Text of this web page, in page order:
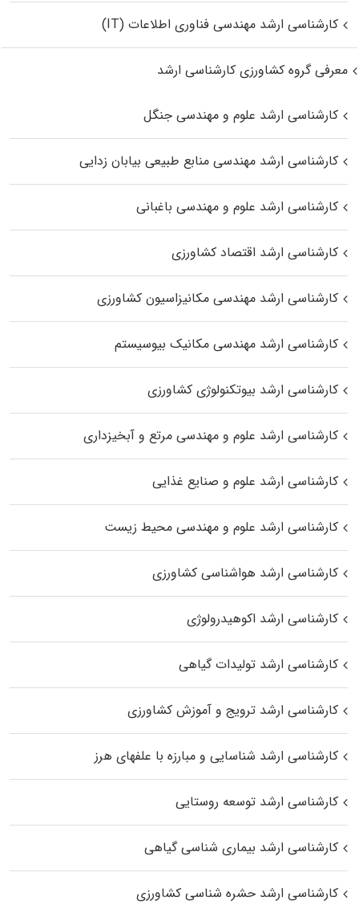
کارشناسی ارشد مهندسی فناوری اطلاعات (IT)
معرفی گروه کشاورزی کارشناسی ارشد
کارشناسی ارشد علوم و مهندسی جنگل
کارشناسی ارشد مهندسی منابع طبیعی بیابان زدایی
کارشناسی ارشد علوم و مهندسی باغبانی
کارشناسی ارشد اقتصاد کشاورزی
کارشناسی ارشد مهندسی مکانیزاسیون کشاورزی
کارشناسی ارشد مهندسی مکانیک بیوسیستم
کارشناسی ارشد بیوتکنولوژی کشاورزی
کارشناسی ارشد علوم و مهندسی مرتع و آبخیزداری
کارشناسی ارشد علوم و صنایع غذایی
کارشناسی ارشد علوم و مهندسی محیط زیست
کارشناسی ارشد هواشناسی کشاورزی
کارشناسی ارشد اکوهیدرولوژی
کارشناسی ارشد تولیدات گیاهی
کارشناسی ارشد ترویج و آموزش کشاورزی
کارشناسی ارشد شناسایی و مبارزه با علفهای هرز
کارشناسی ارشد توسعه روستایی
کارشناسی ارشد بیماری‌ شناسی گیاهی
کارشناسی ارشد حشره‌ شناسی کشاورزی